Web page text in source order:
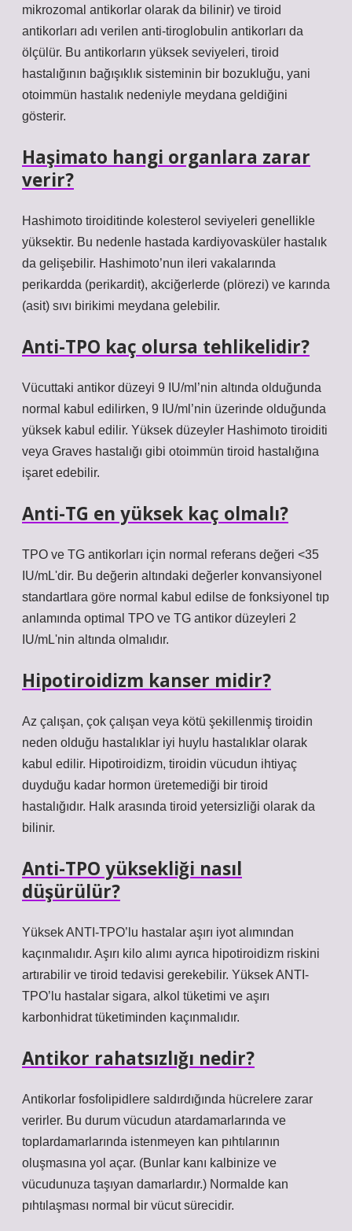
mikrozomal antikorlar olarak da bilinir) ve tiroid
antikorları adı verilen anti-tiroglobulin antikorları da
ölçülür. Bu antikorların yüksek seviyeleri, tiroid
hastalığının bağışıklık sisteminin bir bozukluğu, yani
otoimmün hastalık nedeniyle meydana geldiğini
gösterir.
Haşimato hangi organlara zarar
verir?
Hashimoto tiroiditinde kolesterol seviyeleri genellikle
yüksektir. Bu nedenle hastada kardiyovasküler hastalık
da gelişebilir. Hashimoto’nun ileri vakalarında
perikardda (perikardit), akciğerlerde (plörezi) ve karında
(asit) sıvı birikimi meydana gelebilir.
Anti-TPO kaç olursa tehlikelidir?
Vücuttaki antikor düzeyi 9 IU/ml’nin altında olduğunda
normal kabul edilirken, 9 IU/ml’nin üzerinde olduğunda
yüksek kabul edilir. Yüksek düzeyler Hashimoto tiroiditi
veya Graves hastalığı gibi otoimmün tiroid hastalığına
işaret edebilir.
Anti-TG en yüksek kaç olmalı?
TPO ve TG antikorları için normal referans değeri <35
IU/mL'dir. Bu değerin altındaki değerler konvansiyonel
standartlara göre normal kabul edilse de fonksiyonel tıp
anlamında optimal TPO ve TG antikor düzeyleri 2
IU/mL'nin altında olmalıdır.
Hipotiroidizm kanser midir?
Az çalışan, çok çalışan veya kötü şekillenmiş tiroidin
neden olduğu hastalıklar iyi huylu hastalıklar olarak
kabul edilir. Hipotiroidizm, tiroidin vücudun ihtiyaç
duyduğu kadar hormon üretemediği bir tiroid
hastalığıdır. Halk arasında tiroid yetersizliği olarak da
bilinir.
Anti-TPO yüksekliği nasıl
düşürülür?
Yüksek ANTI-TPO’lu hastalar aşırı iyot alımından
kaçınmalıdır. Aşırı kilo alımı ayrıca hipotiroidizm riskini
artırabilir ve tiroid tedavisi gerekebilir. Yüksek ANTI-
TPO’lu hastalar sigara, alkol tüketimi ve aşırı
karbonhidrat tüketiminden kaçınmalıdır.
Antikor rahatsızlığı nedir?
Antikorlar fosfolipidlere saldırdığında hücrelere zarar
verirler. Bu durum vücudun atardamarlarında ve
toplardamarlarında istenmeyen kan pıhtılarının
oluşmasına yol açar. (Bunlar kanı kalbinize ve
vücudunuza taşıyan damarlardır.) Normalde kan
pıhtılaşması normal bir vücut sürecidir.